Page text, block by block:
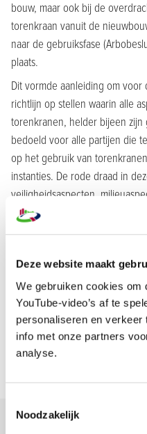
Deze website maakt
We gebruiken cookies om
YouTube-video’s af te
personaliseren en
info met onze partners
analyse.
Noodzakelijk
bouw, maar ook bij de
torenkraan vanuit de
naar de gebruiksfase
plaats.
Dit vormde aanleiding om
richtlijn op stellen waarin alle
torenkranen, helder bijeen zijn
bedoeld voor alle partijen die
op het gebruik van
instanties. De rode draad in
veiligheidsaspecten,
Commerciële aspecten
hoofdstuk 7.
Download hieronder de
losse hoofdstukken. Voor
richtlijn kunt u contact
via het contactformulier.